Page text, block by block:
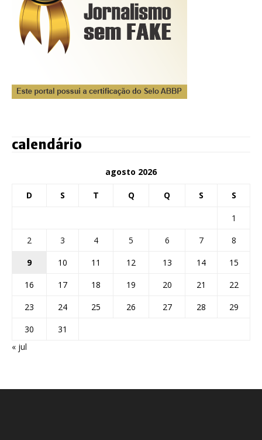
calendário
agosto 2026
D S T Q Q S S
1
2
3 4 5 6 7
8
9
10 11 12 13 14
15
16
17 18 19 20 21
22
23
24 25 26 27 28
29
30
31
« jul